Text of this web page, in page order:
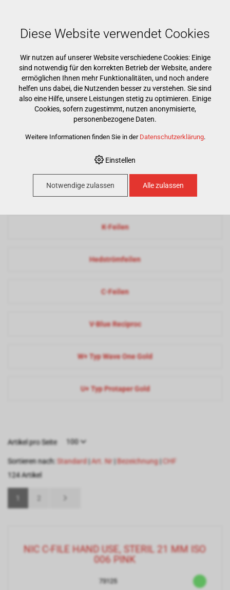
E-SHOP › PREMIUM PARTNER › NIC ENDO
NIC Endo
K-Reamer
K-Feilen
Hedströmfeilen
C-Feilen
V-Blue Reciproc
W+ Typ Wave One Gold
U+ Typ Protaper Gold
Artikel pro Seite 100
Sortieren nach: Standard |Art. Nr Bezeichnung| CHF
124 Artikel
NIC C-FILE HAND USE, STERIL 21 MM ISO
006 PINK
73125
Diese Website verwendet Cookies
Wir nutzen auf unserer Website verschiedene Cookies: Einige
sind notwendig für den korrekten Betrieb der Website, andere
ermöglichen Ihnen mehr Funktionalitäten, und noch andere
helfen uns dabei, die Nutzenden besser zu verstehen. Sie sind
also eine Hilfe, unsere Leistungen stetig zu optimieren. Einige
Cookies, sofern zugestimmt, nutzen anonymisierte,
personenbezogene Daten.
Weitere Informationen finden Sie in der Datenschutzerklärung.
Einstellen
Notwendige zulassen Alle zulassen